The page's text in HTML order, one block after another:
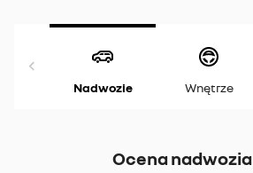
Nadwozie Wnętrze
Ocena nadwozia